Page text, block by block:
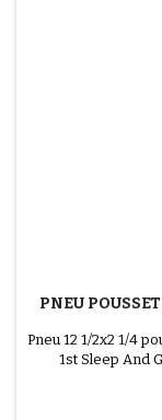
PNEU
Pneu 12 1/2x2 1/4
1st Sleep And